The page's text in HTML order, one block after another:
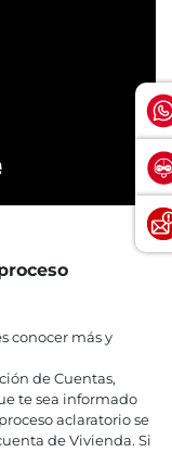
conocer más y
de Cuentas,
te sea informado
aclaratorio se
de Vivienda. Si